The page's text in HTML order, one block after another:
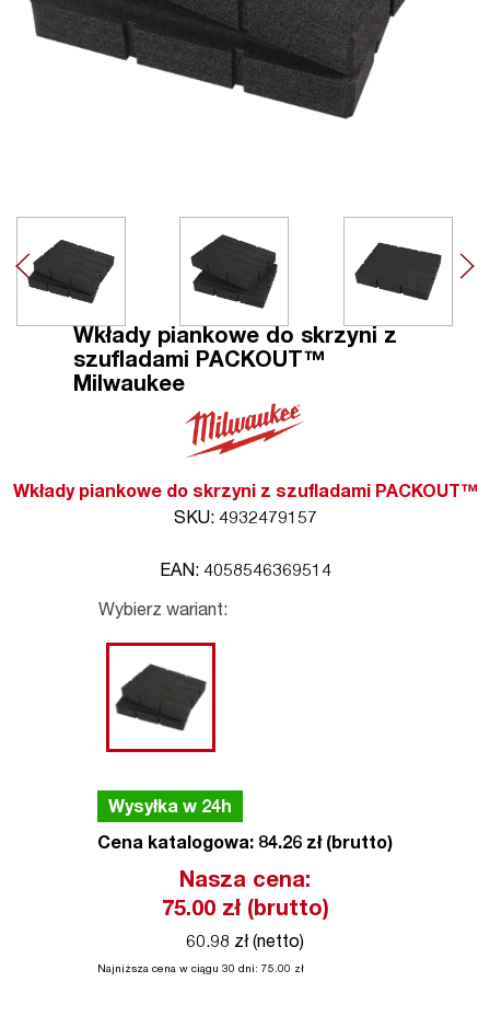
Wkłady piankowe do skrzyni z
szufladami PACKOUT™
Milwaukee
Wkłady piankowe do skrzyni z szufladami PACKOUT™
SKU: 4932479157
EAN: 4058546369514
Wybierz wariant:
Wysyłka w 24h
Cena katalogowa: 84.26 zł (brutto)
Nasza cena:
75.00zł (brutto)
60.98 zł (netto)
Najniższa cena w ciągu 30 dni: 75.00 zł